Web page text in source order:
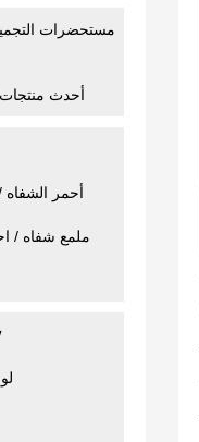
مستحضرات
أحدث منتجات
أحمر
ملمع شفاه /